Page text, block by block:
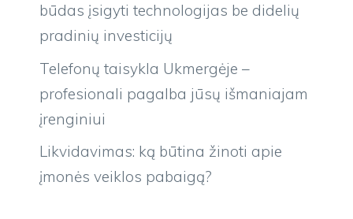
būdas įsigyti technologijas be didelių
pradinių investicijų
Telefonų taisykla Ukmergėje –
profesionali pagalba jūsų išmaniajam
įrenginiui
Likvidavimas: ką būtina žinoti apie
įmonės veiklos pabaigą?